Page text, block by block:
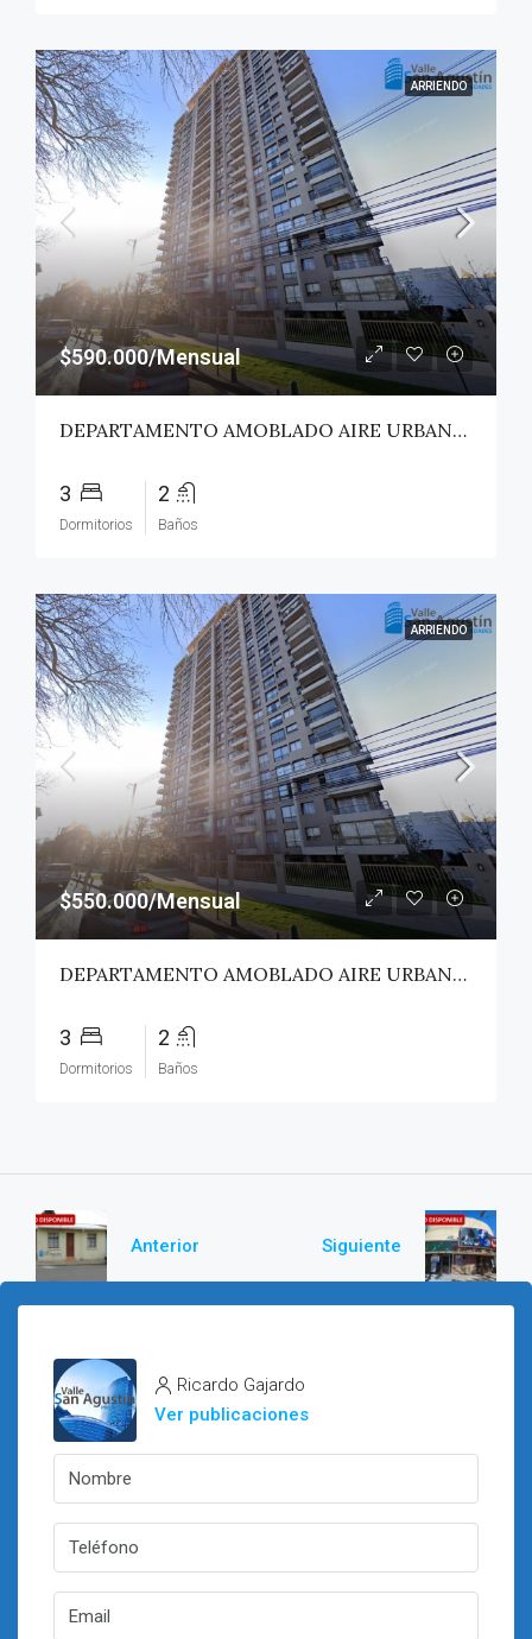
ARRIENDO
$590.000/Mensual
DEPARTAMENTO AMOBLADO AIRE URBANO (PAZ) – TALCA
3
Dormitorios
2
Baños
ARRIENDO
$550.000/Mensual
DEPARTAMENTO AMOBLADO AIRE URBANO (PAZ) – TALCA
3
Dormitorios
2
Baños
Anterior Siguiente
Ricardo Gajardo
Ver publicaciones